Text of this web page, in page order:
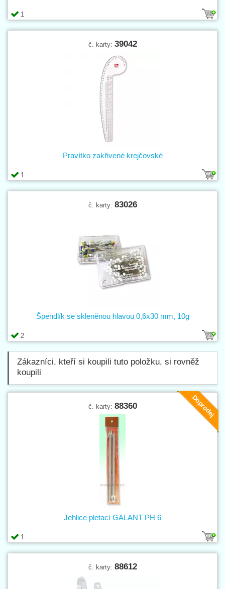
1
č. karty: 39042
1
Pravítko zakřivené krejčovské
č. karty: 83026
2
Špendlík se skleněnou hlavou 0,6x30 mm, 10g
Zákazníci, kteří si koupili tuto položku, si rovněž
koupili
Doprodej
č. karty: 88360
1
Jehlice pletací GALANT PH 6
č. karty: 88612